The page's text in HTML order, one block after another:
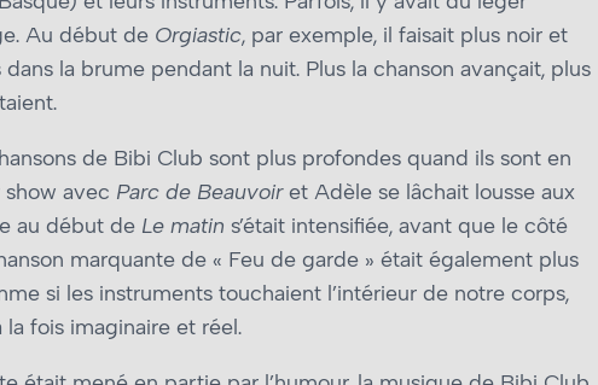
Au début de Orgiastic, par exemple, il faisait plus noir et
dans la brume pendant la nuit. Plus la chanson avançait, plus
de Bibi Club sont plus profondes quand ils sont en
avec Parc de Beauvoiret Adèle se lâchait lousse aux
au début de Le matin s’était intensifiée, avant que le côté
marquante de « Feu de garde » était également plus
si les instruments touchaient l’intérieur de notre corps,
fois imaginaire et réel.